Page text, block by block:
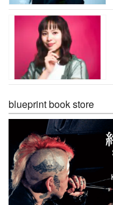
blueprint book store